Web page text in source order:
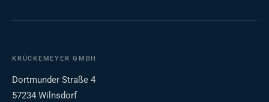
KRÜCKEMEYER GMBH
Dortmunder Straße 4
57234 Wilnsdorf